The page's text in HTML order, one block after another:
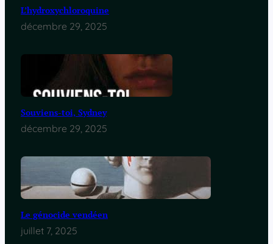
L’hydroxychloroquine
décembre 29, 2025
Souviens-toi, Sydney
décembre 29, 2025
Le génocide vendéen
juillet 7, 2025